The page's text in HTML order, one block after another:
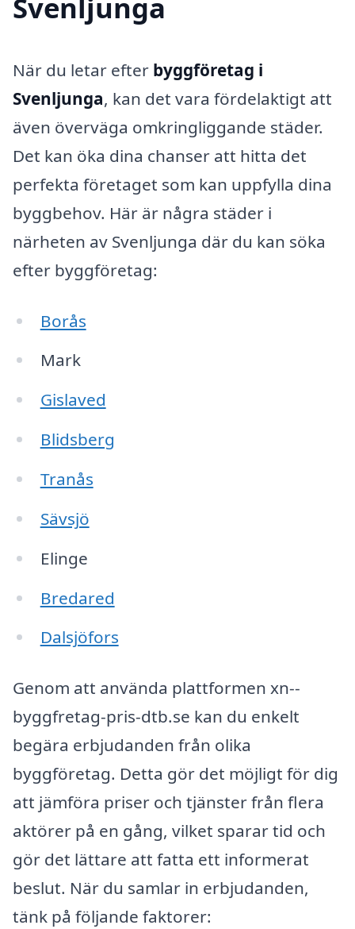
Svenljunga
När du letar efter byggföretag i
Svenljunga, kan det vara fördelaktigt att
även överväga omkringliggande städer.
Det kan öka dina chanser att hitta det
perfekta företaget som kan uppfylla dina
byggbehov. Här är några städer i
närheten av Svenljunga där du kan söka
efter byggföretag:
Borås
Mark
Gislaved
Blidsberg
Tranås
Sävsjö
Elinge
Bredared
Dalsjöfors
Genom att använda plattformen xn--
byggfretag-pris-dtb.se kan du enkelt
begära erbjudanden från olika
byggföretag. Detta gör det möjligt för dig
att jämföra priser och tjänster från flera
aktörer på en gång, vilket sparar tid och
gör det lättare att fatta ett informerat
beslut. När du samlar in erbjudanden,
tänk på följande faktorer: